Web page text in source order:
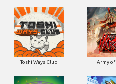
Toshi Ways Club Army of